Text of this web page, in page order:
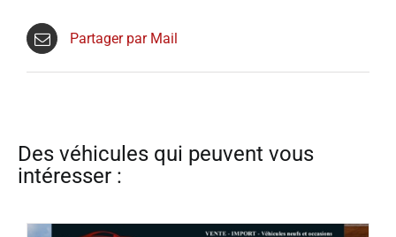
Partager par Mail